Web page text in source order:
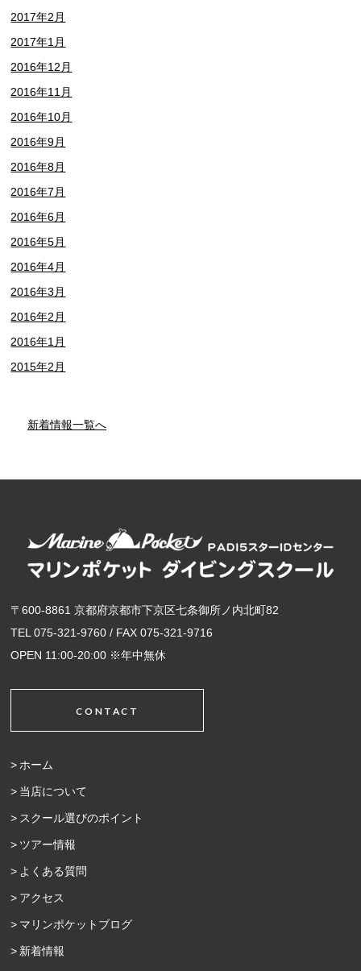
2017年2月
2017年1月
2016年12月
2016年11月
2016年10月
2016年9月
2016年8月
2016年7月
2016年6月
2016年5月
2016年4月
2016年3月
2016年2月
2016年1月
2015年2月
新着情報一覧へ
〒600-8861 京都府京都市下京区七条御所ノ内北町82
TEL 075-321-9760 / FAX 075-321-9716
OPEN 11:00-20:00 ※年中無休
CONTACT
ホーム
当店について
スクール選びのポイント
ツアー情報
よくある質問
アクセス
マリンポケットブログ
新着情報